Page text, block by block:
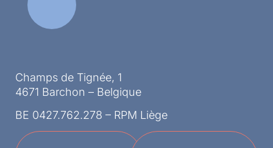
Champs de Tignée, 1
4671 Barchon – Belgique
BE 0427.762.278 – RPM Liège